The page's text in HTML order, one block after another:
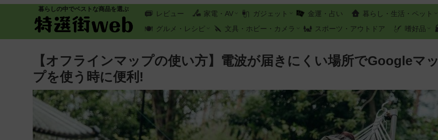
暮らしの中でベストな商品を選ぶ
レビュー 家電・AV ガジェット 金運・占い 暮らし・生活・ペット
グルメ・レシピ
文具・ホビー・カメラ スポーツ・アウトドア 嗜好品
【オフラインマップの使い方】電波が届きにくい場所でGoogleマッ
プを使う時に便利!